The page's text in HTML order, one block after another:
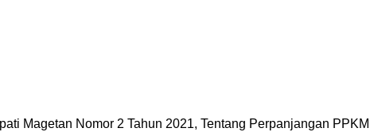
Magetan Nomor 2 Tahun 2021, Tentang Perpanjangan PPKM